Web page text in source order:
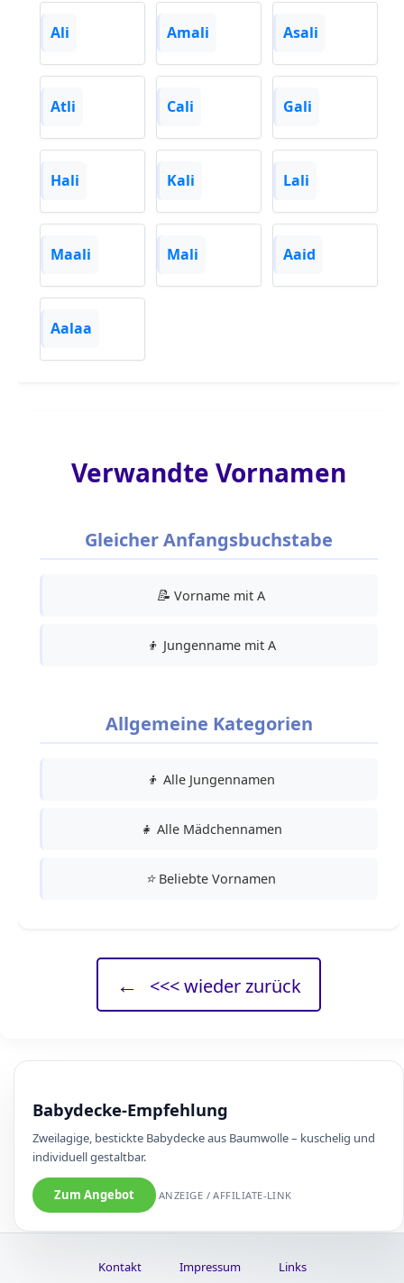
Ali Amali Asali
Atli Cali Gali
Hali Kali Lali
Maali Mali Aaid
Aalaa
Verwandte Vornamen
Gleicher Anfangsbuchstabe
📝 Vorname mit A
👦 Jungenname mit A
Allgemeine Kategorien
👦 Alle Jungennamen
👧 Alle Mädchennamen
⭐Beliebte Vornamen
← <<< wieder zurück
Babydecke-Empfehlung
Zweilagige, bestickte Babydecke aus Baumwolle – kuschelig und
individuell gestaltbar.
Zum Angebot ANZEIGE / AFFILIATE-LINK
Kontakt Impressum Links